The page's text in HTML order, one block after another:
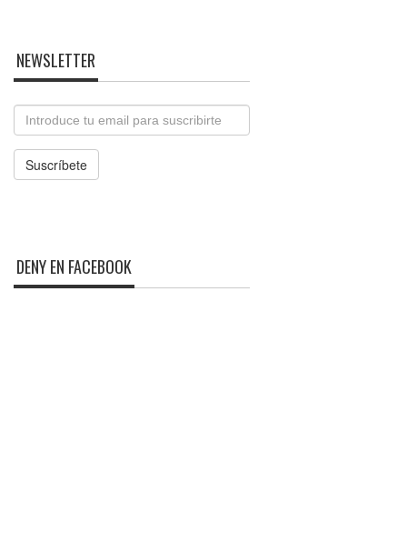
NEWSLETTER
Email
Suscríbete
DENY EN FACEBOOK